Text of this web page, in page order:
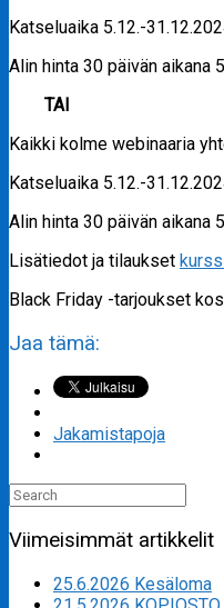
Katseluaika 5.12.-
Alin hinta 30 päivän aikana
TAI
Kaikki kolme webinaaria
Katseluaika 5.12.-
Alin hinta 30 päivän aikana
Lisätiedot ja tilaukset
Black Friday -tarjoukset
Jaa tämä:
Jakamistapoja
Search
Viimeisimmät artikkelit
25.6.2026 Kesäloma